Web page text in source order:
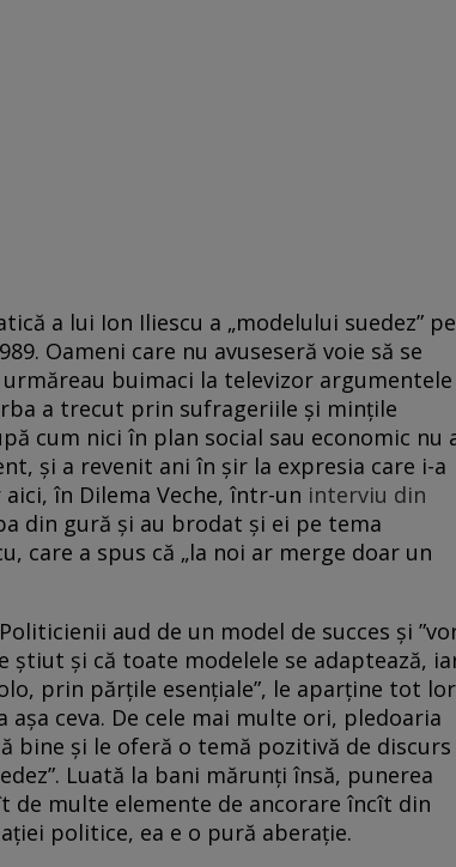
a lui Ion Iliescu a „modelului suedez” pe
Oameni care nu avuseseră voie să se
buimaci la televizor argumentele
a trecut prin sufrageriile și mințile
cum nici în plan social sau economic nu
și a revenit ani în șir la expresia care i-a
în Dilema Veche, într-un interviu din
din gură și au brodat și ei pe tema
care a spus că „la noi ar merge doar un
aud de un model de succes și
știut și că toate modelele se adaptează,
prin părțile esențiale”, le aparține tot
ceva. De cele mai multe ori, pledoaria
bine și le oferă o temă pozitivă de discurs
Luată la bani mărunți însă, punerea
de multe elemente de ancorare încît din
politice, ea e o pură aberație.